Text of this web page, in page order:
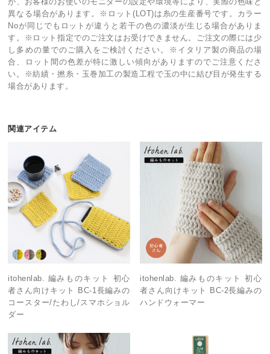
異なる場合があります。※ロット(LOT)は糸の生産番号です。カラー
Noが同じでもロットが違うと若干の色の濃淡が生じる場合がありま
す。※ロット指定でのご注文はお受けできません。ご注文の際には少
し多めの量でのご購入をご検討ください。※イタリア製の商品の場
合、ロット間の色差が特に激しい傾向がありますのでご注意くださ
い。※紡績・撚糸・玉巻加工の製造工程で玉の中に結び目が発生する
場合があります。
関連アイテム
itohenlab. 編みものキット 初心
者さん向けキット BC-1長編みの
コースター/たわし/スマホショル
ダー
itohenlab. 編みものキット 初心
者さん向けキット BC-2長編みの
ハンドウォーマー